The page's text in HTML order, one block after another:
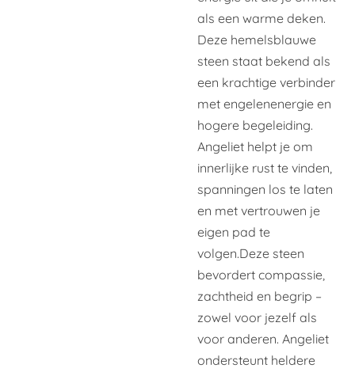
als een warme deken.
Deze hemelsblauwe
steen staat bekend als
een krachtige verbinder
met engelenenergie en
hogere begeleiding.
Angeliet helpt je om
innerlijke rust te vinden,
spanningen los te laten
en met vertrouwen je
eigen pad te
volgen.Deze steen
bevordert compassie,
zachtheid en begrip –
zowel voor jezelf als
voor anderen. Angeliet
ondersteunt heldere